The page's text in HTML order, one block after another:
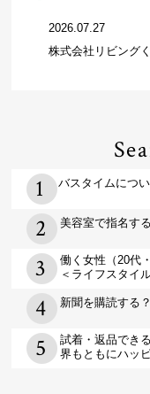
2026.07.27
株式会社リビング
バスタイムにつ
美容室で指名す
働く女性（20代
＜ライフスタイ
新聞を購読する
試着・返品でき
界もともにハッ